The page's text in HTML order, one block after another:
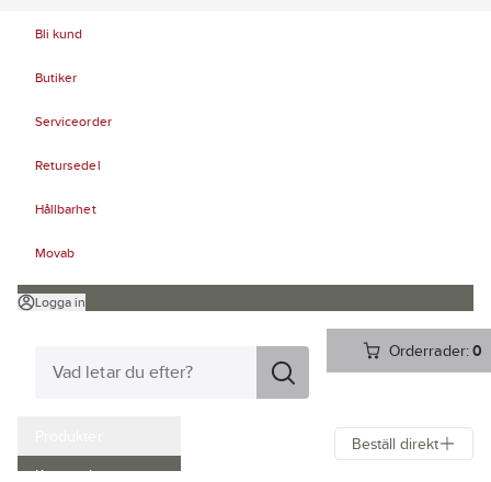
Bli kund
Butiker
Serviceorder
Retursedel
Hållbarhet
Movab
Logga in
Orderrader:0
Kampanjer
Beställ direkt